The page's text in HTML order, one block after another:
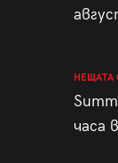
НЕЩАТА
часа